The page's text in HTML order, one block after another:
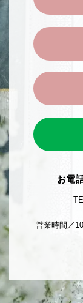
お電
営業時間／